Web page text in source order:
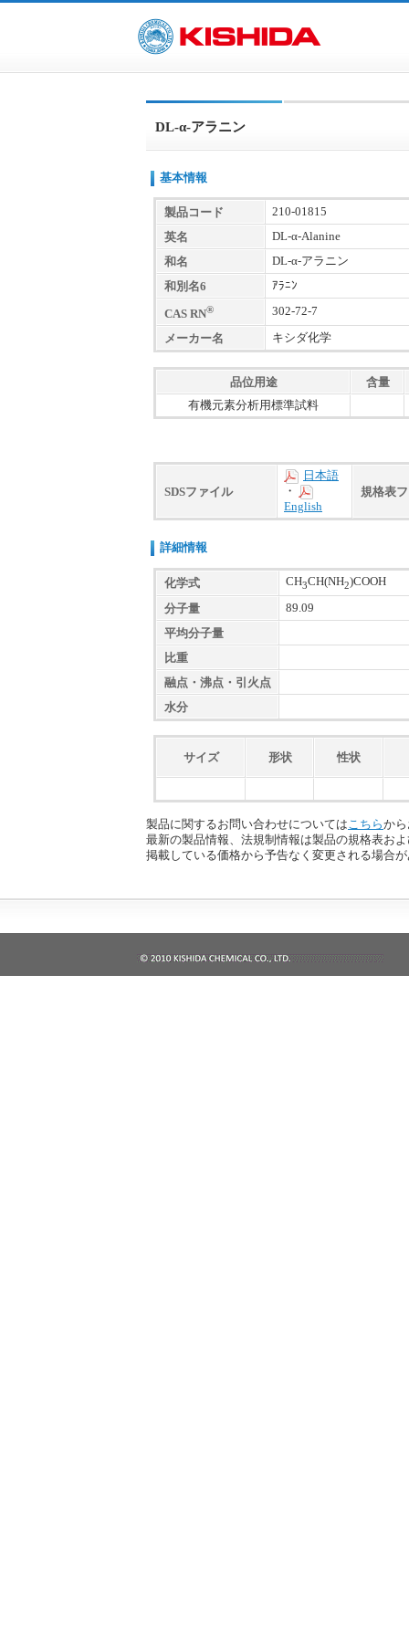
DL-α-アラニン
基本情報
製品コード
210-01815
英名
DL-α-Alanine
和名
DL-α-アラニン
和別名6
ｱﾗﾆﾝ
CAS RN® 302-72-7
メーカー名 キシダ化学
品位用途
含量
有機元素分析用標準試料
SDSファイル
日本語
・
English
規格表
詳細情報
化学式 CH3CH(NH2)COOH
分子量
89.09
平均分子量
比重
融点・沸点・引火点
水分
サイズ 形状 性状
製品に関するお問い合わせについては こちらか
最新の製品情報、法規制情報は製品の規格表お
掲載している価格から予告なく変更される場合